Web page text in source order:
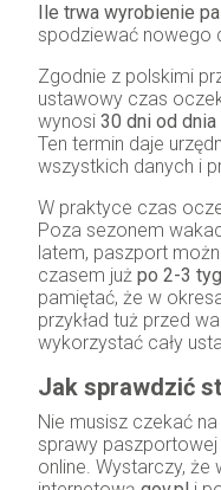
Ile trwa wyrobienie
spodziewać nowego
Zgodnie z polskimi
ustawowy czas
wynosi 30 dni od
Ten termin daje
wszystkich danych i
W praktyce czas
Poza sezonem
latem, paszport
czasem już po 2-3
pamiętać, że w
przykład tuż przed
wykorzystać cały
Jak sprawdzić
Nie musisz czekać
sprawy
online. Wystarczy,